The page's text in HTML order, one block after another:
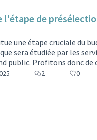
l'étape de
une étape cruciale du
sera étudiée par les
public. Profitons donc
?Sur les 261
regard du règlement inté…
2 0